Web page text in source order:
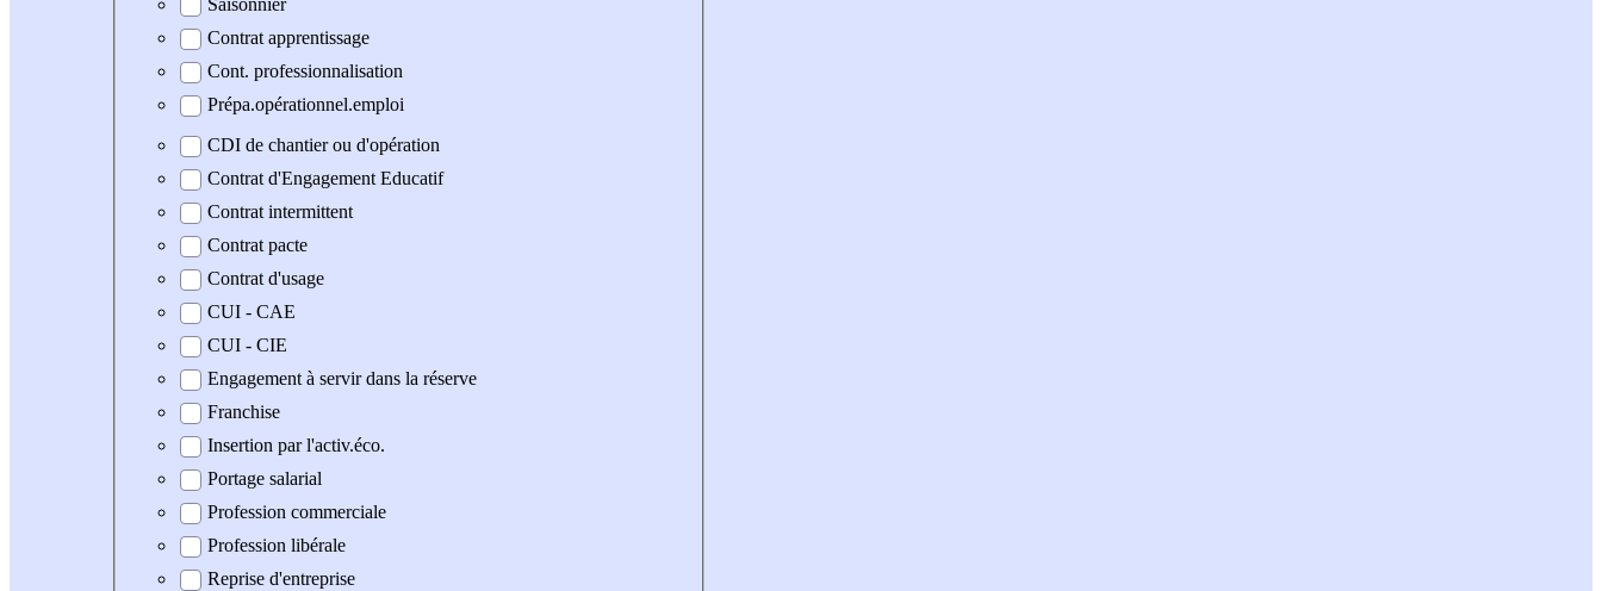
Saisonnier
Contrat apprentissage
Cont. professionnalisation
Prépa.opérationnel.emploi
CDI de chantier ou d'opération
Contrat d'Engagement Educatif
Contrat intermittent
Contrat pacte
Contrat d'usage
CUI - CAE
CUI - CIE
Engagement à servir dans la réserve
Franchise
Insertion par l'activ.éco.
Portage salarial
Profession commerciale
Profession libérale
Reprise d'entreprise